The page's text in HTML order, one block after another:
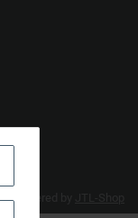
Powered by